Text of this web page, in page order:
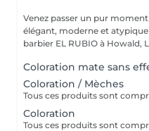
Venez passer un pur
élégant, moderne et
barbier EL RUBIO à Howald,
Coloration mate sans
Coloration / Mèches
Coloration